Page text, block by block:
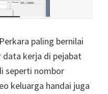
paling bernilai
data kerja di pejabat
seperti nombor
keluarga handai juga